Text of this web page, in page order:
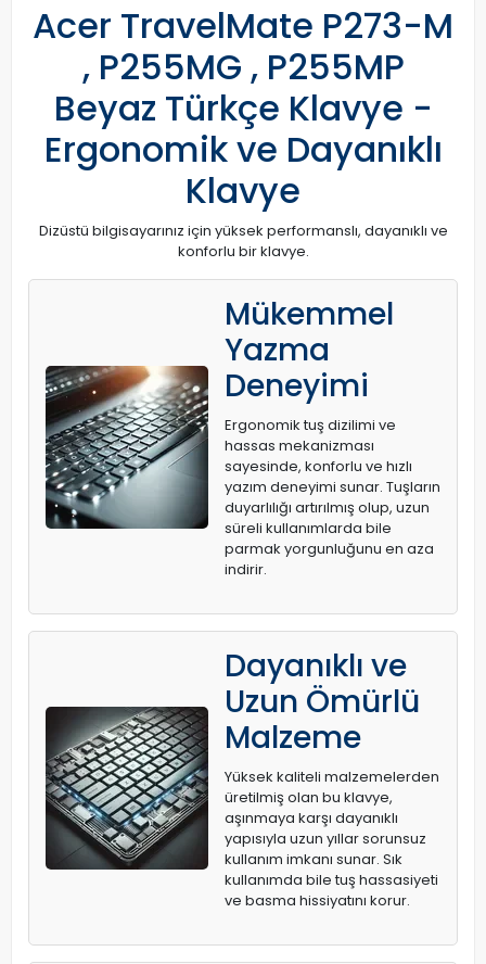
Acer TravelMate P273-M
, P255MG , P255MP
Beyaz Türkçe Klavye -
Ergonomik ve Dayanıklı
Klavye
Dizüstü bilgisayarınız için yüksek performanslı, dayanıklı ve
konforlu bir klavye.
Mükemmel
Yazma
Deneyimi
Ergonomik tuş dizilimi ve
hassas mekanizması
sayesinde, konforlu ve hızlı
yazım deneyimi sunar. Tuşların
duyarlılığı artırılmış olup, uzun
süreli kullanımlarda bile
parmak yorgunluğunu en aza
indirir.
Dayanıklı ve
Uzun Ömürlü
Malzeme
Yüksek kaliteli malzemelerden
üretilmiş olan bu klavye,
aşınmaya karşı dayanıklı
yapısıyla uzun yıllar sorunsuz
kullanım imkanı sunar. Sık
kullanımda bile tuş hassasiyeti
ve basma hissiyatını korur.